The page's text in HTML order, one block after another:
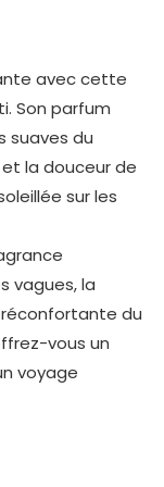
avec cette
Son parfum
suaves du
la douceur de
sur les
vagues, la
du
vous un
voyage